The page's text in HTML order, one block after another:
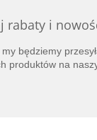
rabaty i
będziemy
produktów na